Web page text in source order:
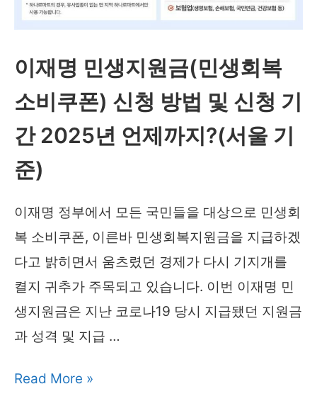
이재명 민생지원금(민생회복
소비쿠폰) 신청 방법 및 신청 기
간 2025년 언제까지?(서울 기
준)
이재명 정부에서 모든 국민들을 대상으로 민생회
복 소비쿠폰, 이른바 민생회복지원금을 지급하겠
다고 밝히면서 움츠렸던 경제가 다시 기지개를
켤지 귀추가 주목되고 있습니다. 이번 이재명 민
생지원금은 지난 코로나19 당시 지급됐던 지원금
과 성격 및 지급 …
이
Read More »